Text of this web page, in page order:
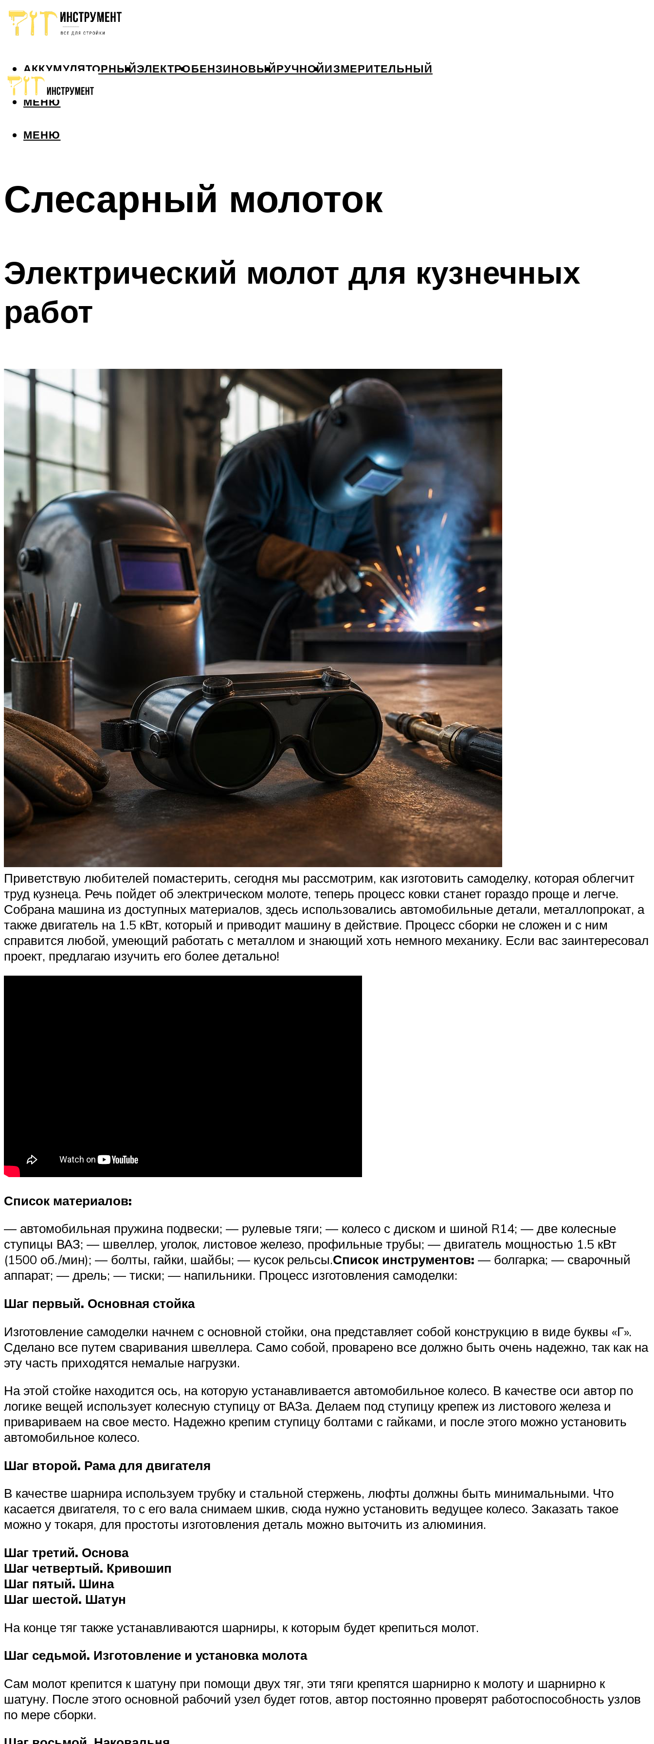
АККУМУЛЯТОРНЫЙЭЛЕКТРОБЕНЗИНОВЫЙРУЧНОЙИЗМЕРИТЕЛЬНЫЙ
МЕНЮ
МЕНЮ
Слесарный молоток
Электрический молот для кузнечных
работ
Приветствую любителей помастерить, сегодня мы рассмотрим, как изготовить самоделку, которая облегчит
труд кузнеца. Речь пойдет об электрическом молоте, теперь процесс ковки станет гораздо проще и легче.
Собрана машина из доступных материалов, здесь использовались автомобильные детали, металлопрокат, а
также двигатель на 1.5 кВт, который и приводит машину в действие. Процесс сборки не сложен и с ним
справится любой, умеющий работать с металлом и знающий хоть немного механику. Если вас заинтересовал
проект, предлагаю изучить его более детально!
Список материалов:
— автомобильная пружина подвески; — рулевые тяги; — колесо с диском и шиной R14; — две колесные
ступицы ВАЗ; — швеллер, уголок, листовое железо, профильные трубы; — двигатель мощностью 1.5 кВт
(1500 об./мин); — болты, гайки, шайбы; — кусок рельсы.Список инструментов: — болгарка; — сварочный
аппарат; — дрель; — тиски; — напильники. Процесс изготовления самоделки:
Шаг первый. Основная стойка
Изготовление самоделки начнем с основной стойки, она представляет собой конструкцию в виде буквы «Г».
Сделано все путем сваривания швеллера. Само собой, проварено все должно быть очень надежно, так как на
эту часть приходятся немалые нагрузки.
На этой стойке находится ось, на которую устанавливается автомобильное колесо. В качестве оси автор по
логике вещей использует колесную ступицу от ВАЗа. Делаем под ступицу крепеж из листового железа и
привариваем на свое место. Надежно крепим ступицу болтами с гайками, и после этого можно установить
автомобильное колесо.
Шаг второй. Рама для двигателя
В качестве шарнира используем трубку и стальной стержень, люфты должны быть минимальными. Что
касается двигателя, то с его вала снимаем шкив, сюда нужно установить ведущее колесо. Заказать такое
можно у токаря, для простоты изготовления деталь можно выточить из алюминия.
Шаг третий. Основа
Шаг четвертый. Кривошип
Шаг пятый. Шина
Шаг шестой. Шатун
На конце тяг также устанавливаются шарниры, к которым будет крепиться молот.
Шаг седьмой. Изготовление и установка молота
Сам молот крепится к шатуну при помощи двух тяг, эти тяги крепятся шарнирно к молоту и шарнирно к
шатуну. После этого основной рабочий узел будет готов, автор постоянно проверят работоспособность узлов
по мере сборки.